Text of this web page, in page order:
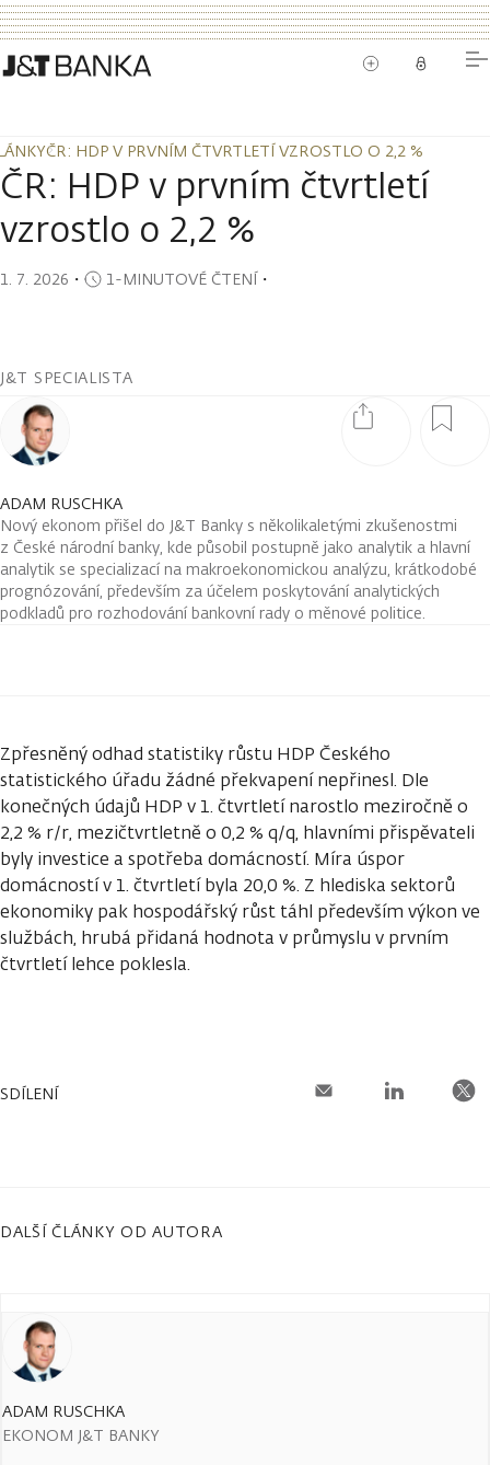
ČR: HDP V PRVNÍM ČTVRTLETÍ VZROSTLO O 2,2 %
ČR: HDP V PRVNÍM ČTVRTLETÍ VZROSTLO O 2,2 %
ČR: HDP v prvním čtvrtletí
vzrostlo o 2,2 %
1. 7. 2026 ・ 1-MINUTOVÉ ČTENÍ・
J&T SPECIALISTA
ADAM RUSCHKA
Nový ekonom přišel do J&T Banky s několikaletými zkušenostmi
z České národní banky, kde působil postupně jako analytik a hlavní
analytik se specializací na makroekonomickou analýzu, krátkodobé
prognózování, především za účelem poskytování analytických
podkladů pro rozhodování bankovní rady o měnové politice.
Zpřesněný odhad statistiky růstu HDP Českého
statistického úřadu žádné překvapení nepřinesl. Dle
konečných údajů HDP v 1. čtvrtletí narostlo meziročně o
2,2 % r/r, mezičtvrtletně o 0,2 % q/q, hlavními přispěvateli
byly investice a spotřeba domácností. Míra úspor
domácností v 1. čtvrtletí byla 20,0 %. Z hlediska sektorů
ekonomiky pak hospodářský růst táhl především výkon ve
službách, hrubá přidaná hodnota v průmyslu v prvním
čtvrtletí lehce poklesla.
SDÍLENÍ
DALŠÍ ČLÁNKY OD AUTORA
ADAM RUSCHKA
EKONOM J&T BANKY